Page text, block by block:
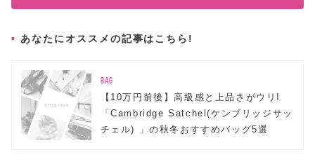
あなたにオススメの記事はこちら!
BAG
【10万円前後】高級感と上品さがウリ!
「Cambridge Satchel(ケンブリッジサッ
チェル) 」の秋冬おすすめバッグ5選